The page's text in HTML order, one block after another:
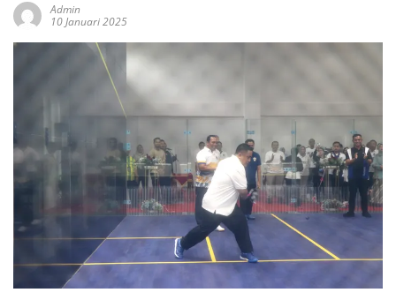
Admin
10 Januari 2025